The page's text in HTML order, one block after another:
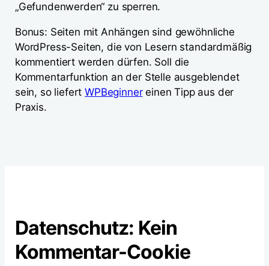
„Gefundenwerden“ zu sperren.
Bonus: Seiten mit Anhängen sind gewöhnliche
WordPress-Seiten, die von Lesern standardmäßig
kommentiert werden dürfen. Soll die
Kommentarfunktion an der Stelle ausgeblendet
sein, so liefertWPBeginnereinen Tipp aus der
Praxis.
Datenschutz: Kein
Kommentar-Cookie